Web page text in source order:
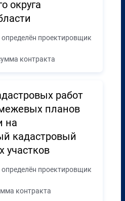
округа
определён проектировщик
контракта
работ
планов
на
кадастровый
участков
определён проектировщик
контракта